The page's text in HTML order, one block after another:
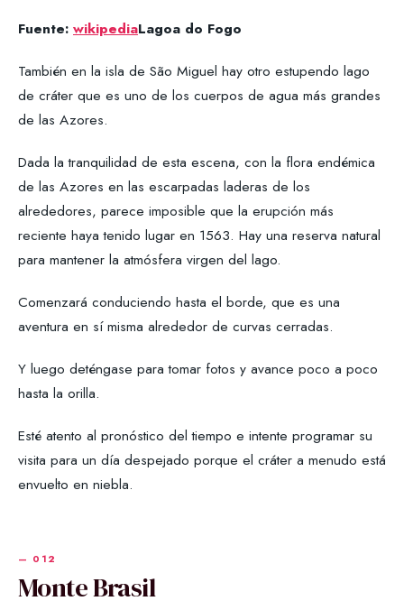
Fuente: wikipediaLagoa do Fogo
También en la isla de São Miguel hay otro estupendo lago
de cráter que es uno de los cuerpos de agua más grandes
de las Azores.
Dada la tranquilidad de esta escena, con la flora endémica
de las Azores en las escarpadas laderas de los
alrededores, parece imposible que la erupción más
reciente haya tenido lugar en 1563. Hay una reserva natural
para mantener la atmósfera virgen del lago.
Comenzará conduciendo hasta el borde, que es una
aventura en sí misma alrededor de curvas cerradas.
Y luego deténgase para tomar fotos y avance poco a poco
hasta la orilla.
Esté atento al pronóstico del tiempo e intente programar su
visita para un día despejado porque el cráter a menudo está
envuelto en niebla.
Monte Brasil